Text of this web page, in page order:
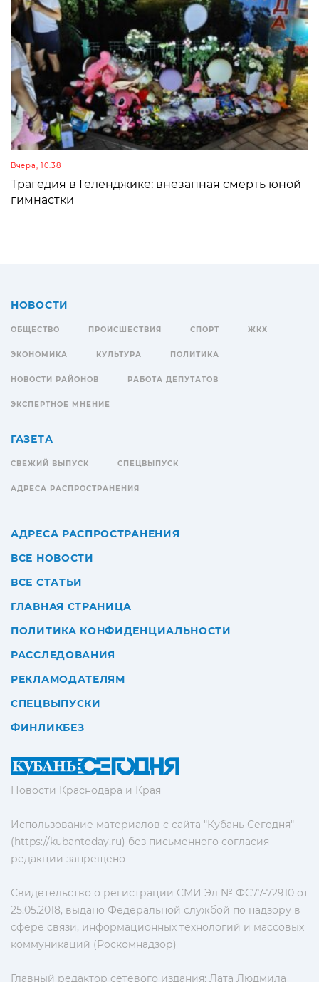
Вчера, 10:38
Трагедия в Геленджике: внезапная смерть юной
гимнастки
Новости Краснодара и Края
Использование материалов с сайта "Кубань Сегодня"
(https://kubantoday.ru) без письменного согласия
редакции запрещено
Свидетельство о регистрации СМИ Эл № ФС77-72910 от
25.05.2018, выдано Федеральной службой по надзору в
сфере связи, информационных технологий и массовых
коммуникаций (Роскомнадзор)
Главный редактор сетевого издания: Лата Людмила
НОВОСТИ
ОБЩЕСТВО ПРОИСШЕСТВИЯ СПОРТ ЖКХ
ЭКОНОМИКА КУЛЬТУРА ПОЛИТИКА
НОВОСТИ РАЙОНОВ РАБОТА ДЕПУТАТОВ
ЭКСПЕРТНОЕ МНЕНИЕ
ГАЗЕТА
СВЕЖИЙ ВЫПУСК СПЕЦВЫПУСК
АДРЕСА РАСПРОСТРАНЕНИЯ
АДРЕСА РАСПРОСТРАНЕНИЯ
ВСЕ НОВОСТИ
ВСЕ СТАТЬИ
ГЛАВНАЯ СТРАНИЦА
ПОЛИТИКА КОНФИДЕНЦИАЛЬНОСТИ
РАССЛЕДОВАНИЯ
РЕКЛАМОДАТЕЛЯМ
СПЕЦВЫПУСКИ
ФИНЛИКБЕЗ